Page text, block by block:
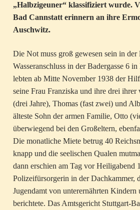
„Halbzigeuner“ klassifiziert wurde.
Bad Cannstatt erinnern an ihre
Auschwitz.
Die Not muss groß gewesen sein in der
Wasseranschluss in der Badergasse 6
lebten ab Mitte November 1938 der
seine Frau Franziska und ihre drei
(drei Jahre), Thomas (fast zwei) und
älteste Sohn der armen Familie, Otto
überwiegend bei den Großeltern,
Die monatliche Miete betrug 40
knapp und die seelischen Qualen
dann erschien am Tag vor Heiligabend
Polizeifürsorgerin in der Dachkammer,
Jugendamt von unterernährten Kindern
berichtete. Das Amtsgericht Stuttgart-